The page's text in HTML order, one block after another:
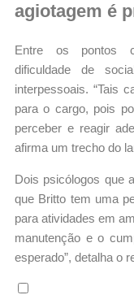
agiotagem é
Entre os pontos
dificuldade de
interpessoais. “Tais
para o cargo, pois
perceber e reagir
afirma um trecho do
Dois psicólogos que
que Britto tem uma
para atividades em
manutenção e o
esperado”, detalha o